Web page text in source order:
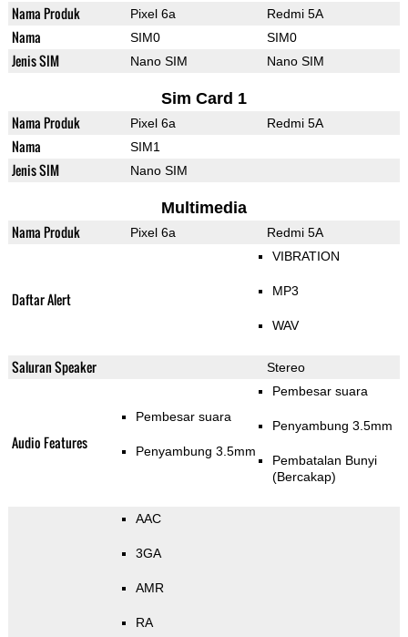
Nama Produk Pixel 6a Redmi 5A
Nama SIM0 SIM0
Jenis SIM Nano SIM Nano SIM
Sim Card 1
Nama Produk Pixel 6a Redmi 5A
Nama SIM1
Jenis SIM Nano SIM
Multimedia
Nama Produk Pixel 6a Redmi 5A
Daftar Alert
VIBRATION
MP3
WAV
Saluran Speaker Stereo
Audio Features
Pembesar suara
Penyambung 3.5mm
Pembesar suara
Penyambung 3.5mm
Pembatalan Bunyi
(Bercakap)
AAC
3GA
AMR
RA